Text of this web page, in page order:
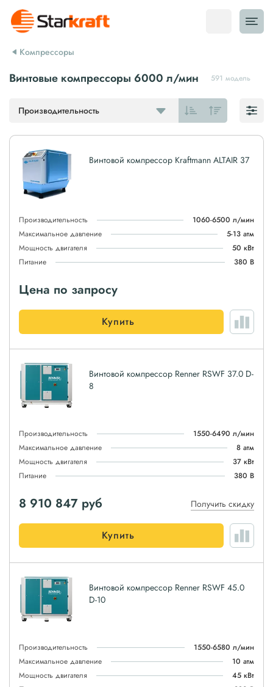
Компрессоры
Винтовые компрессоры 6000 л/мин 591 модель
Производительность
Винтовой компрессор Kraftmann ALTAIR 37
Производительность
1060-6500 л/мин
Максимальное давление
5-13 атм
Мощность двигателя
50 кВт
Питание
380 В
Цена по запросу
Купить
Винтовой компрессор Renner RSWF 37.0 D-
8
Производительность
1550-6490 л/мин
Максимальное давление
8 атм
Мощность двигателя
37 кВт
Питание
380 В
8 910 847 руб Получить скидку
Купить
Винтовой компрессор Renner RSWF 45.0
D-10
Производительность
1550-6580 л/мин
Максимальное давление
10 атм
Мощность двигателя
45 кВт